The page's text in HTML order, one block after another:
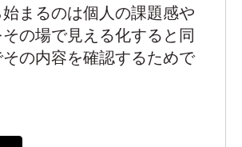
ま るのは個人の課題感や
の場で見える化すると同
の内容を確認するためで